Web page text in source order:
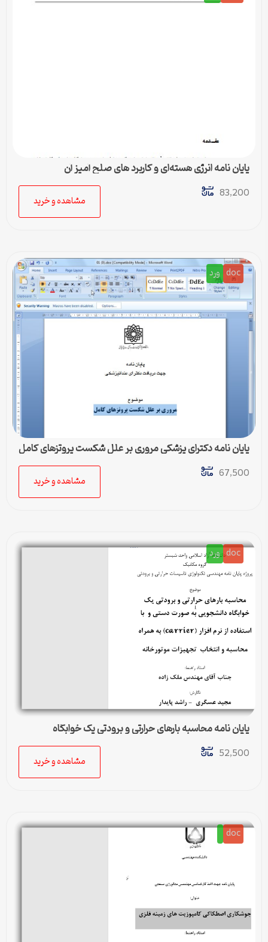
پایان نامه انرژی هسته‌ای و کاربرد های صلح آمیز آن
83,200
مشاهده و خرید
doc ورد
پایان نامه دکترای پزشکی مروری بر علل شکست پروتزهای کامل
67,500
مشاهده و خرید
doc ورد
پایان نامه محاسبه بارهای حرارتی و برودتی یک خوابگاه
دانشجویی
52,500
مشاهده و خرید
doc